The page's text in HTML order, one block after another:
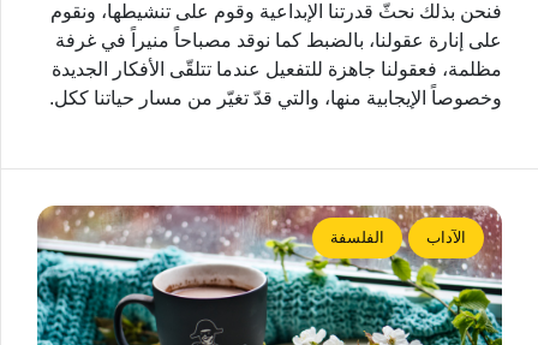
فنحن بذلك نحثّ قدرتنا الإبداعية وقوم على تنشيطها، ونقوم
على إنارة عقولنا، بالضبط كما نوقد مصباحاً منيراً في غرفة
مظلمة، فعقولنا جاهزة للتفعيل عندما تتلقّى الأفكار الجديدة
وخصوصاً الإيجابية منها، والتي قدّ تغيّر من مسار حياتنا ككل.
الآداب الفلسفة